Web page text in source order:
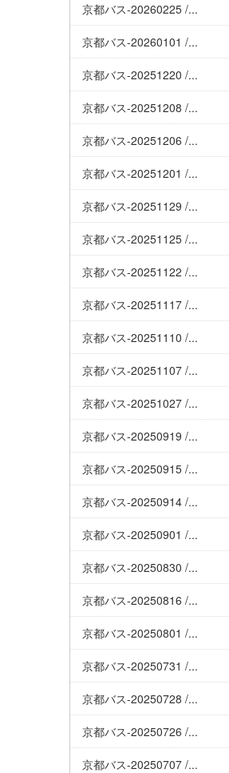
京都バス-20260225 /...
京都バス-20260101 /...
京都バス-20251220 /...
京都バス-20251208 /...
京都バス-20251206 /...
京都バス-20251201 /...
京都バス-20251129 /...
京都バス-20251125 /...
京都バス-20251122 /...
京都バス-20251117 /...
京都バス-20251110 /...
京都バス-20251107 /...
京都バス-20251027 /...
京都バス-20250919 /...
京都バス-20250915 /...
京都バス-20250914 /...
京都バス-20250901 /...
京都バス-20250830 /...
京都バス-20250816 /...
京都バス-20250801 /...
京都バス-20250731 /...
京都バス-20250728 /...
京都バス-20250726 /...
京都バス-20250707 /...